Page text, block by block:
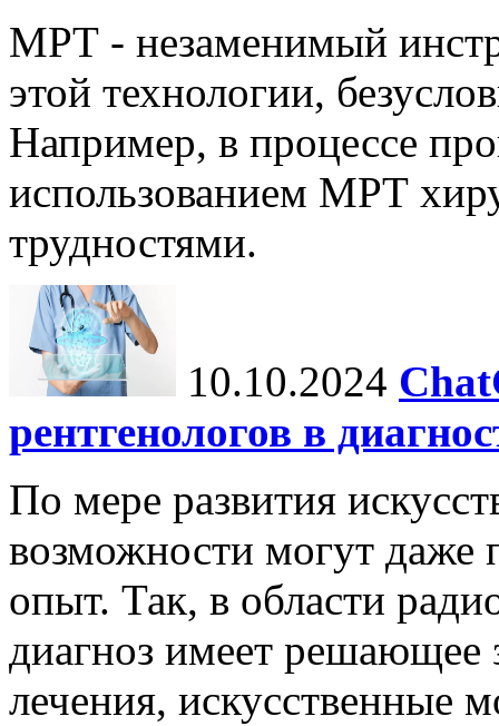
МРТ - незаменимый
этой технологии,
Например, в процессе
использованием МРТ
трудностями.
10.10.2024
рентгенологов в
По мере развития
возможности могут даже
опыт. Так, в области
диагноз имеет решающее
лечения, искусственные